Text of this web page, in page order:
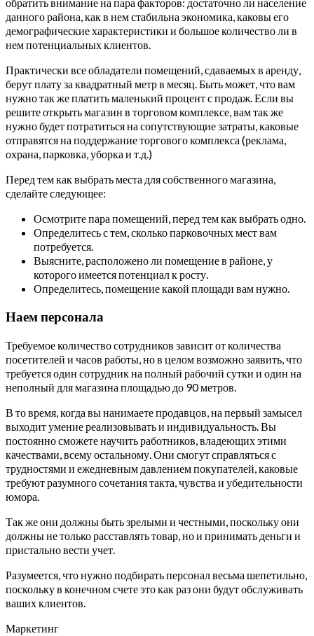
обратить внимание на пара факторов: достаточно ли население
данного района, как в нем стабильна экономика, каковы его
демографические характеристики и большое количество ли в
нем потенциальных клиентов.
Практически все обладатели помещений, сдаваемых в аренду,
берут плату за квадратный метр в месяц. Быть может, что вам
нужно так же платить маленький процент с продаж. Если вы
решите открыть магазин в торговом комплексе, вам так же
нужно будет потратиться на сопутствующие затраты, каковые
отправятся на поддержание торгового комплекса (реклама,
охрана, парковка, уборка и т.д.)
Перед тем как выбрать места для собственного магазина,
сделайте следующее:
Осмотрите пара помещений, перед тем как выбрать одно.
Определитесь с тем, сколько парковочных мест вам
потребуется.
Выясните, расположено ли помещение в районе, у
которого имеется потенциал к росту.
Определитесь, помещение какой площади вам нужно.
Наем персонала
Требуемое количество сотрудников зависит от количества
посетителей и часов работы, но в целом возможно заявить, что
требуется один сотрудник на полный рабочий сутки и один на
неполный для магазина площадью до 90 метров.
В то время, когда вы нанимаете продавцов, на первый замысел
выходит умение реализовывать и индивидуальность. Вы
постоянно сможете научить работников, владеющих этими
качествами, всему остальному. Они смогут справляться с
трудностями и ежедневным давлением покупателей, каковые
требуют разумного сочетания такта, чувства и убедительности
юмора.
Так же они должны быть зрелыми и честными, поскольку они
должны не только расставлять товар, но и принимать деньги и
пристально вести учет.
Разумеется, что нужно подбирать персонал весьма шепетильно,
поскольку в конечном счете это как раз они будут обслуживать
ваших клиентов.
Маркетинг